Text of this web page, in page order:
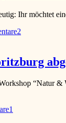
Ihr möchtet
2
“Natur
1